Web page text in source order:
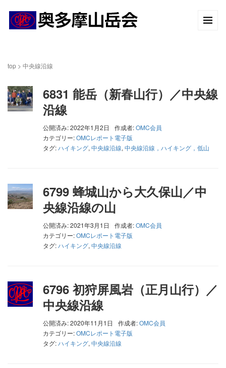
top > 中央線沿線
6831 能岳（新春山行）／中央線
沿線
公開済み: 2022年1月2日 作成者:OMC会員
カテゴリー:OMCレポート電子版
タグ:ハイキング, 中央線沿線, 中央線沿線，ハイキング，低山
6799 蜂城山から大久保山／中
央線沿線の山
公開済み: 2021年3月1日 作成者:OMC会員
カテゴリー:OMCレポート電子版
タグ:ハイキング, 中央線沿線
6796 初狩屏風岩（正月山行）／
中央線沿線
公開済み: 2020年11月1日 作成者:OMC会員
カテゴリー:OMCレポート電子版
タグ:ハイキング, 中央線沿線